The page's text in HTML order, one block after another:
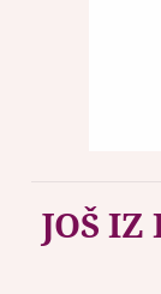
JOŠ IZ